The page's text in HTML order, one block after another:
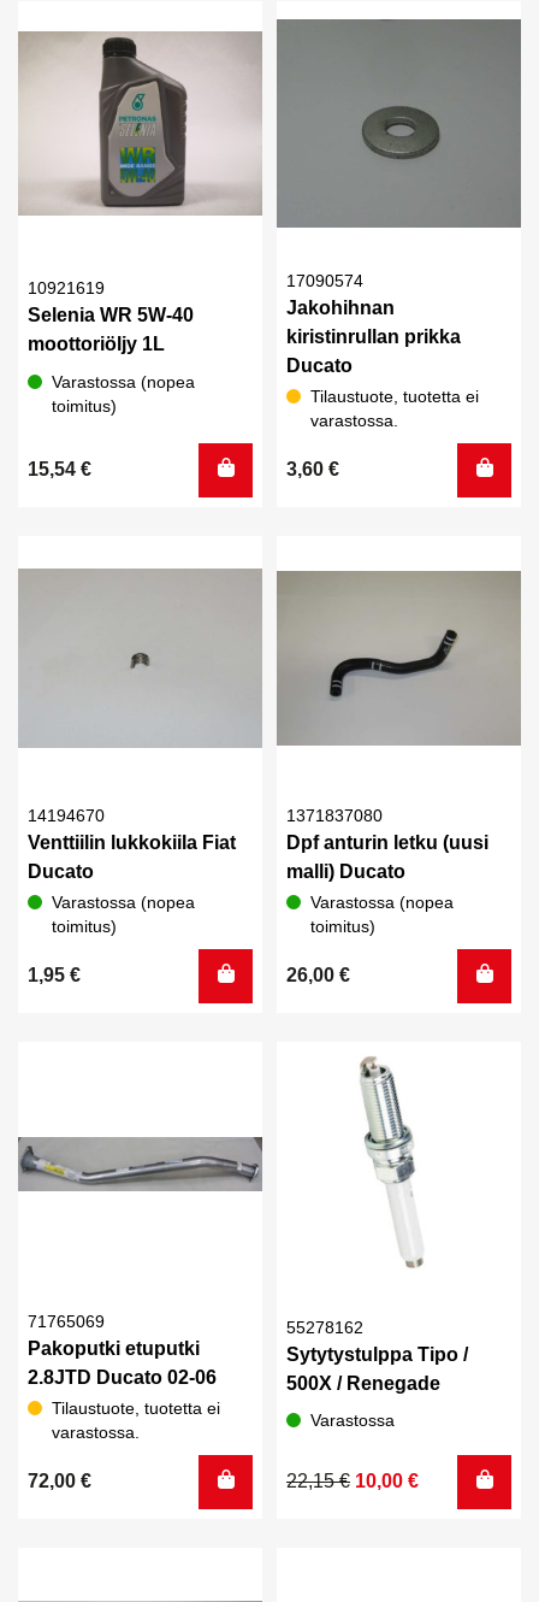
10921619
Selenia WR 5W-40
moottoriöljy 1L
Varastossa (nopea
toimitus)
15,54 €
17090574
Jakohihnan
kiristinrullan prikka
Ducato
Tilaustuote, tuotetta ei
varastossa.
3,60 €
14194670
Venttiilin lukkokiila Fiat
Ducato
Varastossa (nopea
toimitus)
1,95 €
1371837080
Dpf anturin letku (uusi
malli) Ducato
Varastossa (nopea
toimitus)
26,00 €
71765069
Pakoputki etuputki
2.8JTD Ducato 02-06
Tilaustuote, tuotetta ei
varastossa.
72,00 €
55278162
Sytytystulppa Tipo /
500X / Renegade
Varastossa
22,15€
Alkuperäinen
10,00 €
Nykyinen